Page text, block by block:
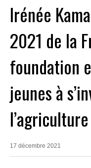
Irénée
2021 de la
foundation
jeunes à
l’agriculture
17 décembre 2021